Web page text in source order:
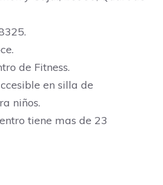
de Fitness.
en silla de
niños.
tiene mas de 23